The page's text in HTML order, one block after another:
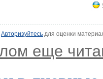
Авторизуйтесьдля оценки
еще